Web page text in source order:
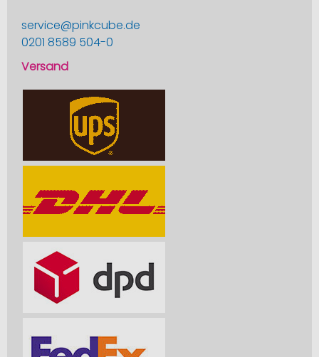
service@pinkcube.de
0201 8589 504-0
Versand